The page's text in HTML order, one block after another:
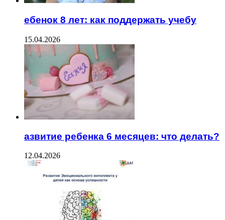
ебенок 8 лет: как поддержать учебу
15.04.2026
азвитие ребенка 6 месяцев: что делать?
12.04.2026